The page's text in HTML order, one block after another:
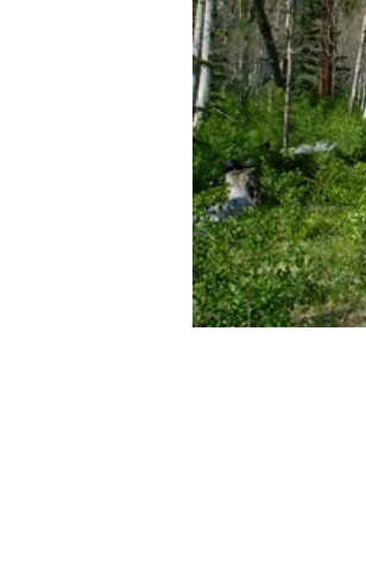
Eventos anteriores
Cambio global
Funcionamiento de los ecosistemas
Observación de la Tierra